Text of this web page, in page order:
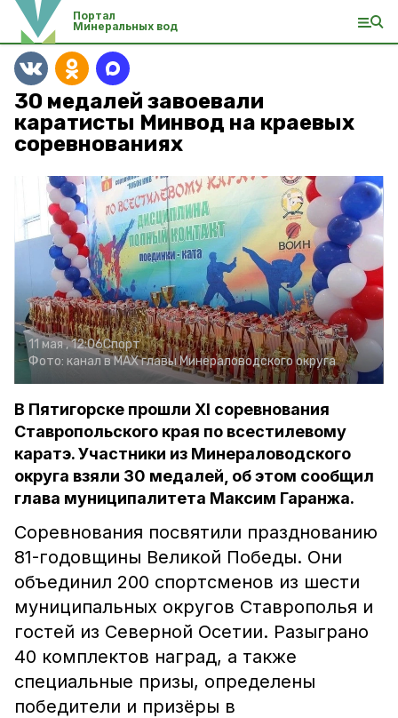
Портал
Минеральных вод
30 медалей завоевали
каратисты Минвод на краевых
соревнованиях
11 мая , 12:06Спорт
Фото: канал в МАХ главы Минераловодского округа
В Пятигорске прошли XI соревнования
Ставропольского края по всестилевому
каратэ. Участники из Минераловодского
округа взяли 30 медалей, об этом сообщил
глава муниципалитета Максим Гаранжа.
Соревнования посвятили празднованию
81-годовщины Великой Победы. Они
объединил 200 спортсменов из шести
муниципальных округов Ставрополья и
гостей из Северной Осетии. Разыграно
40 комплектов наград, а также
специальные призы, определены
победители и призёры в